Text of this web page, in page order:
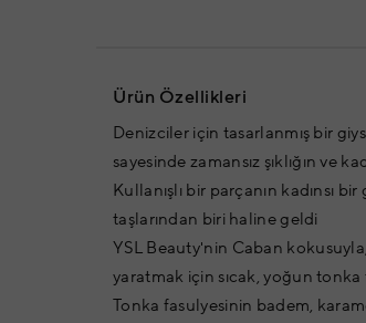
Ürün Özellikleri
Denizciler için tasarlanmış bir
sayesinde zamansız şıklığın ve
Kullanışlı bir parçanın kadınsı
taşlarından biri haline geldi
YSL Beauty'nin Caban
yaratmak için sıcak, yoğun
Tonka fasulyesinin badem,